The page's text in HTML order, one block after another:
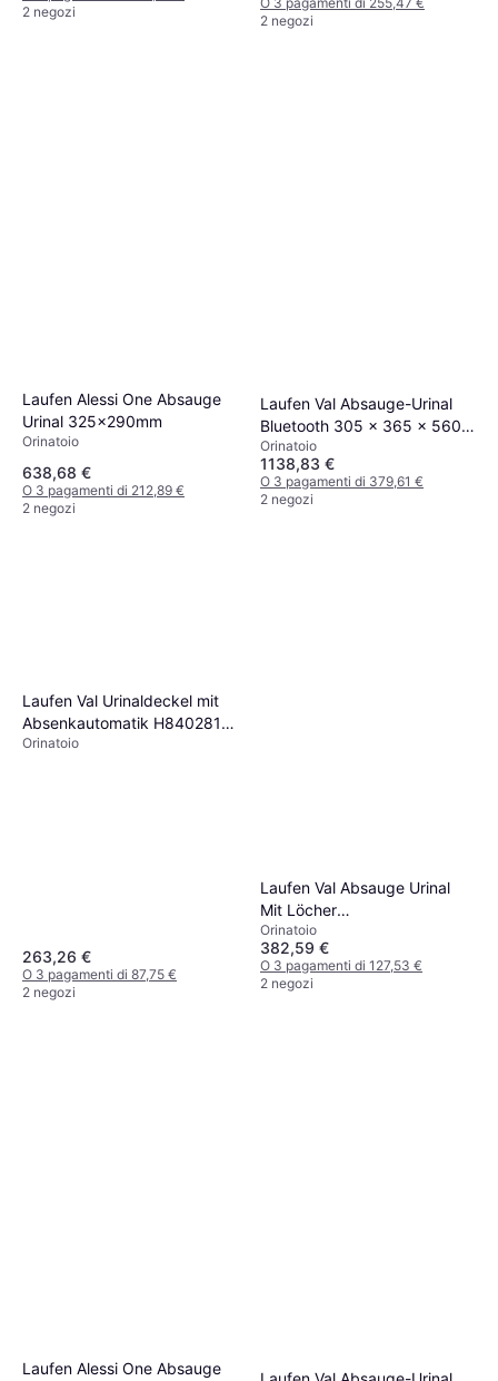
2 negozi
2 negozi
Laufen Alessi One Absauge
Urinal 325x290mm
Orinatoio
638,68 €
O 3 pagamenti di 212,89 €
2 negozi
Laufen Val Absauge-Urinal
Bluetooth 305 x 365 x 560
mm
Orinatoio
1138,83 €
O 3 pagamenti di 379,61 €
2 negozi
Laufen Val Urinaldeckel mit
Absenkautomatik H840281
H894282
Orinatoio
263,26 €
O 3 pagamenti di 87,75 €
2 negozi
Laufen Val Absauge Urinal
Mit Löcher
305x365x560mm
Orinatoio
382,59 €
O 3 pagamenti di 127,53 €
2 negozi
Laufen Alessi One Absauge